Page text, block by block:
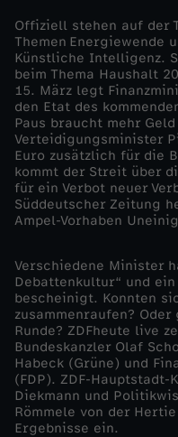
ß
i
s
t
d
r
A
m
p
Offiziell stehen auf der
Themen Energiewende
Künstliche Intelligenz.
beim Thema Haushalt
15. März legt
den Etat des
Paus braucht mehr
Verteidigungsminister
Euro zusätzlich für die
kommt der Streit über
für ein Verbot neuer
Süddeutscher Zeitung
Ampel-Vorhaben
Verschiedene Minister
Debattenkultur“ und
bescheinigt. Konnten
zusammenraufen?
Runde? ZDFheute live
Bundeskanzler Olaf
Habeck (Grüne) und
(FDP). ZDF-
Diekmann und
Römmele von der
Ergebnisse ein.